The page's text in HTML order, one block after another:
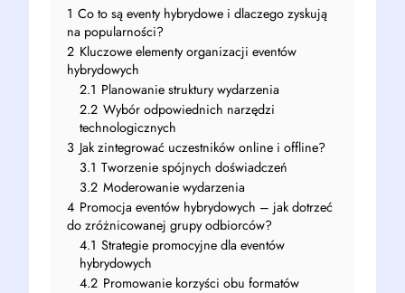
1 Co to są eventy hybrydowe i dlaczego zyskują
na popularności?
2 Kluczowe elementy organizacji eventów
hybrydowych
2.1 Planowanie struktury wydarzenia
2.2 Wybór odpowiednich narzędzi
technologicznych
3 Jak zintegrować uczestników online i offline?
3.1 Tworzenie spójnych doświadczeń
3.2 Moderowanie wydarzenia
4 Promocja eventów hybrydowych – jak dotrzeć
do zróżnicowanej grupy odbiorców?
4.1 Strategie promocyjne dla eventów
hybrydowych
4.2 Promowanie korzyści obu formatów